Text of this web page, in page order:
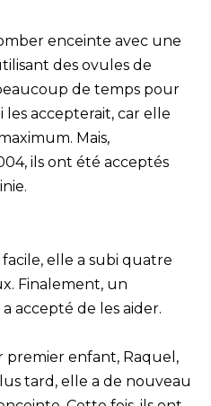
enceinte avec une
des ovules de
de temps pour
accepterait, car elle
Mais,
ils ont été acceptés
facile, elle a subi quatre
Finalement, un
accepté de les aider.
premier enfant, Raquel,
tard, elle a de nouveau